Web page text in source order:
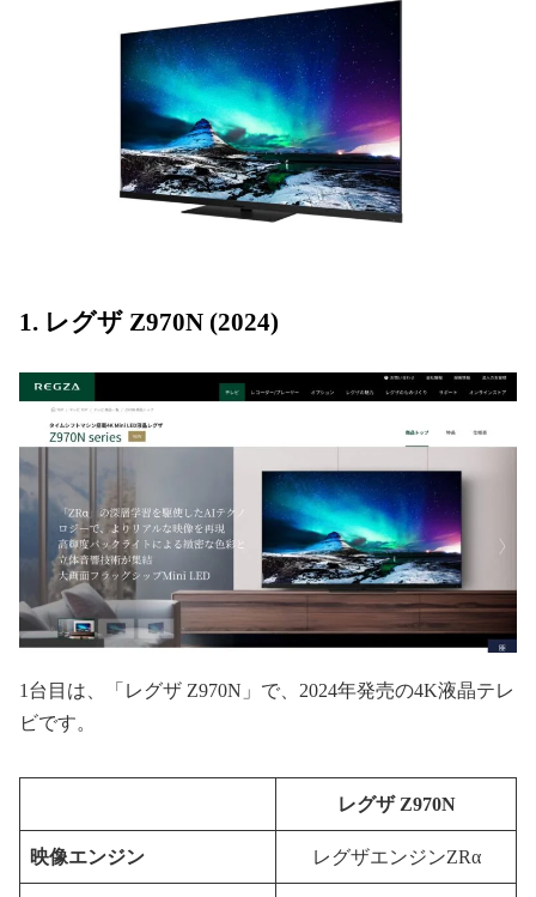
1. レグザ Z970N (2024)
1台目は、「レグザ Z970N」で、2024年発売の4K液晶テレ
ビです。
レグザ Z970N
映像エンジン レグザエンジンZRα